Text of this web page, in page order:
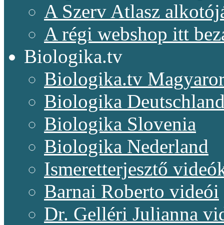
A Szerv Atlasz
A régi webshop itt
Biologika.tv
Biologika.tv
Biologika
Biologika Slovenia
Biologika Nederland
Ismeretterjesztő
Barnai Roberto videói
Dr. Gelléri Julianna